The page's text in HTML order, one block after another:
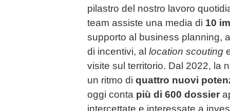
pilastro del nostro lavoro
team assiste una media di 10
supporto al business planning,
di incentivi, al location scouting
visite sul territorio. Dal 2022, la
un ritmo di quattro nuovi
oggi conta più di 600 dossier
intercettate e interessate a